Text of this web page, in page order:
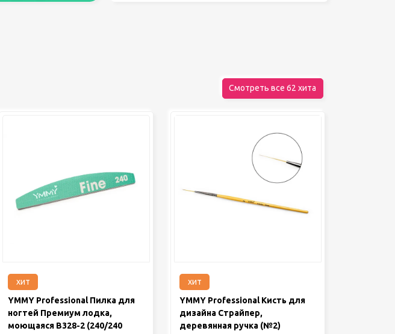
Смотреть все 62 хита
хит
YMMY Professional Пилка для
ногтей Премиум лодка,
моющаяся B328-2 (240/240
хит
YMMY Professional Кисть для
дизайна Страйпер,
деревянная ручка (№2)